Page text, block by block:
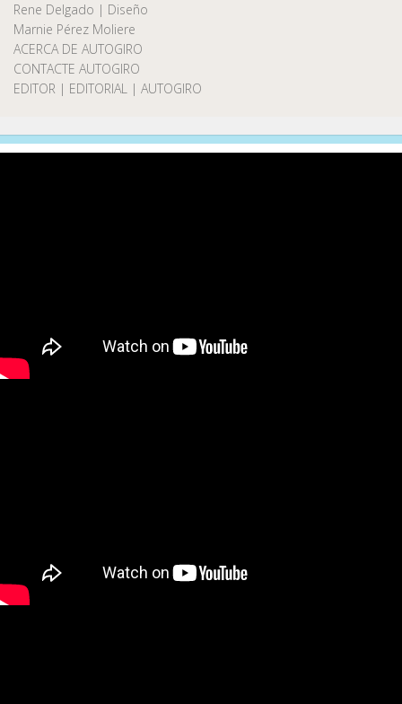
Rene Delgado | Diseño
Marnie Pérez Moliere
ACERCA DE AUTOGIRO
CONTACTE AUTOGIRO
EDITOR | EDITORIAL | AUTOGIRO